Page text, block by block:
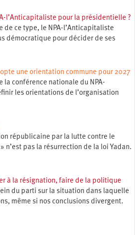
l’Anticapitaliste pour la présidentielle ?
de ce type, le NPA-l’Anticapitaliste
démocratique pour décider de ses
une orientation commune pour 2027
la conférence nationale du NPA-
les orientations de l’organisation
républicaine par la lutte contre le
n’est pas la résurrection de la loi Yadan.
à la résignation, faire de la politique
du parti sur la situation dans laquelle
même si nos conclusions divergent.